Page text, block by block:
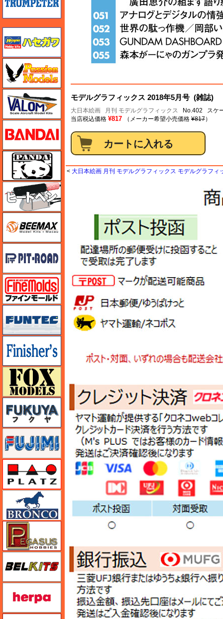
モデルグラフィックス 2018年5月号 (雑誌)
大日本絵画 月刊 モデルグラフィックス No.402 スケ
当店税込価格 ¥817 （メーカー希望小売価格 ¥817）
< 大日本絵画 月刊 モデルグラフィックス モデルグラフィ
バロムモデル
バンダイ
パンダホビー
ピットロード
ファインモールド
funtec（ファンテック）
フクヤ
フジミ
プラッツ
ブロンコモデル（Bronco Models）
BELKITS
ヘルパ（herpa）
ホーガンウイングス